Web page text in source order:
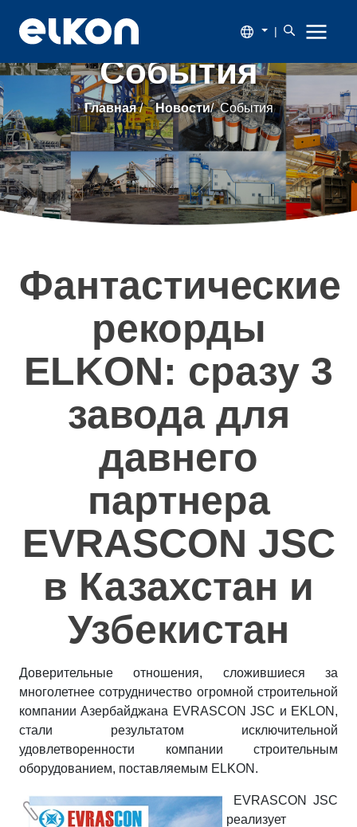
|
О
компании
Продукция
Новости
Наши
заказчики
Полезное
Контакты
События
Главная/ Новости/ События
Фантастические
рекорды
ELKON: сразу 3
завода для
давнего
партнера
EVRASCON JSC
в Казахстан и
Узбекистан
Доверительные отношения, сложившиеся за
многолетнее сотрудничество огромной строительной
компании Азербайджана EVRASCON JSC и EKLON,
стали результатом исключительной
удовлетворенности компании строительным
оборудованием, поставляемым ELKON.
EVRASCON JSC
реализует